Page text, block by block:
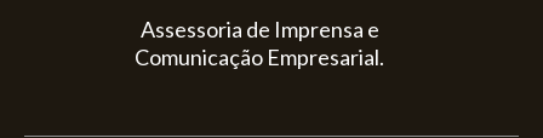
Assessoria de Imprensa e
Comunicação Empresarial.